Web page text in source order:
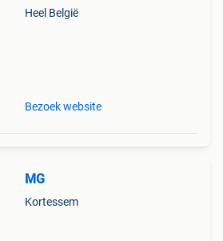
Heel België
Bezoek website
MG
Kortessem